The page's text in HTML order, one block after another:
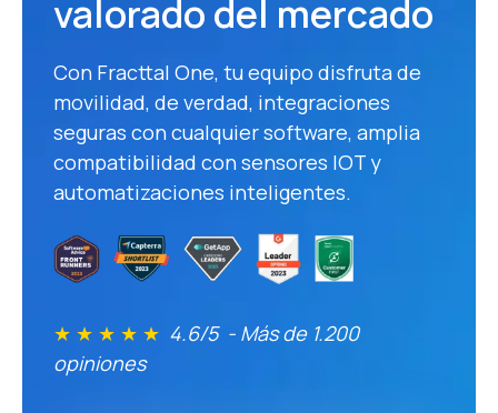
valorado del mercado
Con Fracttal One, tu equipo disfruta de
movilidad, de verdad, integraciones
seguras con cualquier software, amplia
compatibilidad con sensores IOT y
automatizaciones inteligentes.
★ ★ ★ ★ ★ 4.6/5 - Más de 1.200
opiniones